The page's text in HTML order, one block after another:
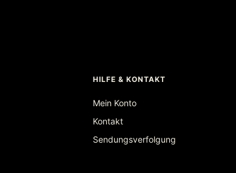
HILFE & KONTAKT
Mein Konto
Kontakt
Sendungsverfolgung